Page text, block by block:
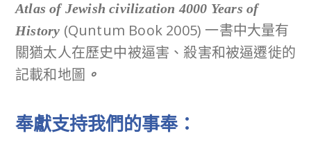
Atlas of Jewish civilization 4000 Years of
History (Quntum Book 2005) 一書中大量有
關猶太人在歷史中被逼害、殺害和被逼遷徙的
記載和地圖 。
奉獻支持我們的事奉：